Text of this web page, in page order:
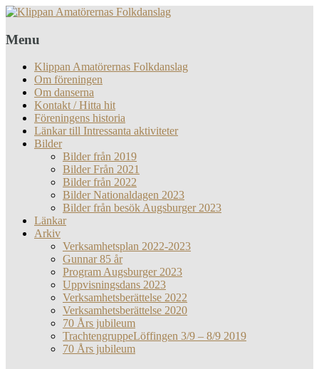
Menu
Klippan Amatörernas Folkdanslag
Om föreningen
Om danserna
Kontakt / Hitta hit
Föreningens historia
Länkar till Intressanta aktiviteter
Bilder
Bilder från 2019
Bilder Från 2021
Bilder från 2022
Bilder Nationaldagen 2023
Bilder från besök Augsburger 2023
Länkar
Arkiv
Verksamhetsplan 2022-2023
Gunnar 85 år
Program Augsburger 2023
Uppvisningsdans 2023
Verksamhetsberättelse 2022
Verksamhetsberättelse 2020
70 Års jubileum
TrachtengruppeLöffingen 3/9 – 8/9 2019
70 Års jubileum